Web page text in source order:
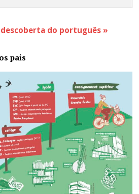
descoberta do português »
pais